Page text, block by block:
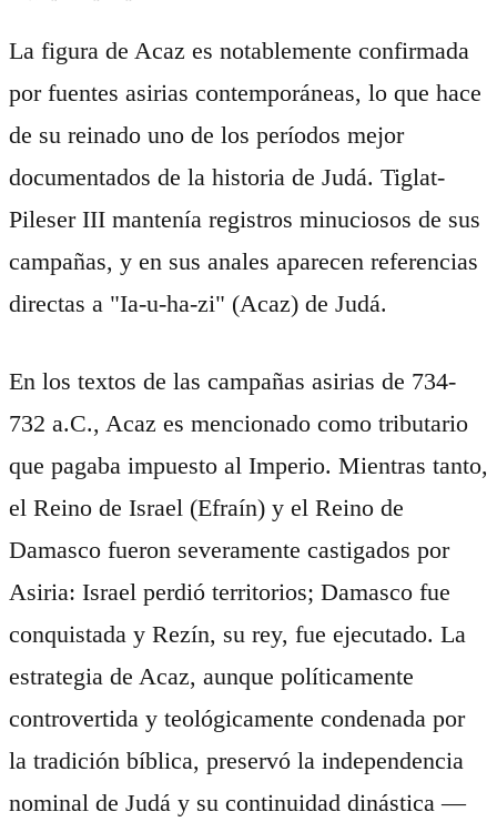
La figura de Acaz es notablemente confirmada
por fuentes asirias contemporáneas, lo que hace
de su reinado uno de los períodos mejor
documentados de la historia de Judá. Tiglat-
Pileser III mantenía registros minuciosos de sus
campañas, y en sus anales aparecen referencias
directas a "Ia-u-ha-zi" (Acaz) de Judá.
En los textos de las campañas asirias de 734-
732 a.C., Acaz es mencionado como tributario
que pagaba impuesto al Imperio. Mientras tanto,
el Reino de Israel (Efraín) y el Reino de
Damasco fueron severamente castigados por
Asiria: Israel perdió territorios; Damasco fue
conquistada y Rezín, su rey, fue ejecutado. La
estrategia de Acaz, aunque políticamente
controvertida y teológicamente condenada por
la tradición bíblica, preservó la independencia
nominal de Judá y su continuidad dinástica —